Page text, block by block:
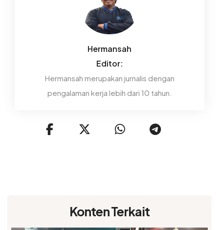
Hermansah
Editor:
Hermansah merupakan jurnalis dengan
pengalaman kerja lebih dari 10 tahun.
Konten Terkait